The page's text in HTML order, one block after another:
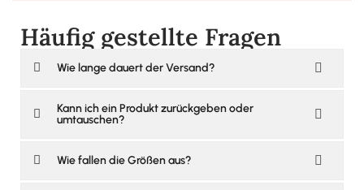
Häufig gestellte Fragen
Wie lange dauert der Versand?
Kann ich ein Produkt zurückgeben oder
umtauschen?
Wie fallen die Größen aus?